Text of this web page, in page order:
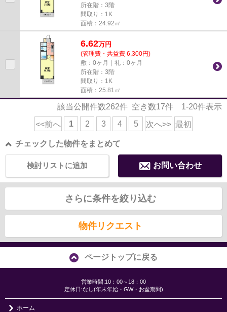
所在階：3階
間取り：1K
面積：24.92㎡
6.62万円
(管理費・共益費 6,300円)
敷：0ヶ月｜礼：0ヶ月
所在階：3階
間取り：1K
面積：25.81㎡
該当公開件数262件 空き数17件 1-20件表示
<<前へ 1 2 3 4 5 次へ>> 最初
チェックした物件をまとめて
お問い合わせ
検討リストに追加
さらに条件を絞り込む
物件リクエスト
ページトップに戻る
営業時間:10：00～18：00
定休日:なし(年末年始・GW・お盆期間)
ホーム